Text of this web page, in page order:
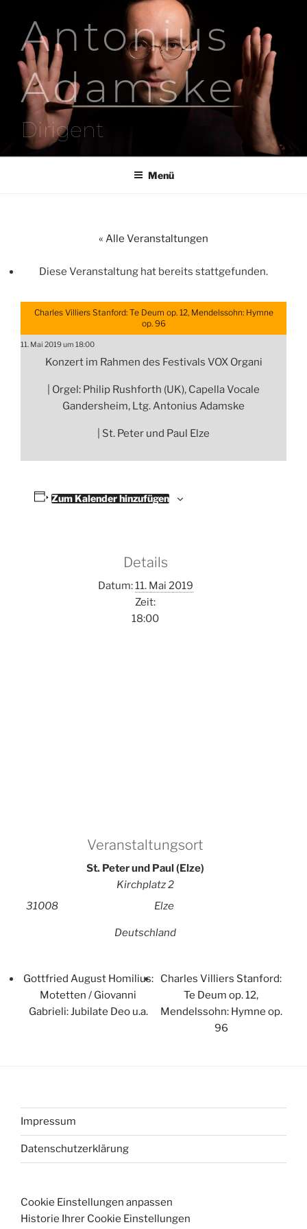
springenAntonius
Adamske
Dirigent
Menü
« Alle Veranstaltungen
Diese Veranstaltung hat bereits stattgefunden.
Charles Villiers Stanford: Te Deum op. 12, Mendelssohn: Hymne
op. 96
11. Mai 2019 um 18:00
Konzert im Rahmen des Festivals VOX Organi
| Orgel: Philip Rushforth (UK), Capella Vocale
Gandersheim, Ltg. Antonius Adamske
| St. Peter und Paul Elze
Zum Kalender hinzufügen
Details
Datum:11. Mai 2019
Zeit:
18:00
Veranstaltungsort
St. Peter und Paul (Elze)
Kirchplatz 2
Elze
31008
Deutschland
Gottfried August Homilius:
Motetten / Giovanni
Gabrieli: Jubilate Deo u.a.
Charles Villiers Stanford:
Te Deum op. 12,
Mendelssohn: Hymne op.
96
Impressum
Datenschutzerklärung
Cookie Einstellungen anpassen
Historie Ihrer Cookie Einstellungen